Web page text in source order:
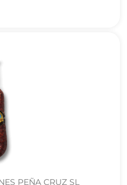
PEÑA CRUZ SL